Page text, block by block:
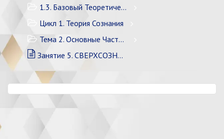
1.3. Базовый Теоретический Курс
Цикл 1. Теория Сознания
Тема 2. Основные Части Сознания
Занятие 5. СВЕРХСОЗНАНИЕ